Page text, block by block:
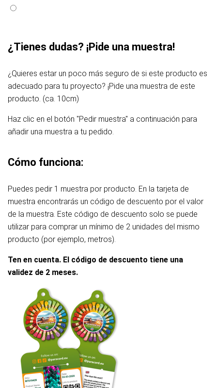
¿Tienes dudas? ¡Pide una muestra!
¿Quieres estar un poco más seguro de si este producto es
adecuado para tu proyecto? ¡Pide una muestra de este
producto. (ca. 10cm)
Haz clic en el botón "Pedir muestra" a continuación para
añadir una muestra a tu pedido.
Cómo funciona:
Puedes pedir 1 muestra por producto. En la tarjeta de
muestra encontrarás un código de descuento por el valor
de la muestra. Este código de descuento solo se puede
utilizar para comprar un mínimo de 2 unidades del mismo
producto (por ejemplo, metros).
Ten en cuenta. El código de descuento tiene una
validez de 2 meses.